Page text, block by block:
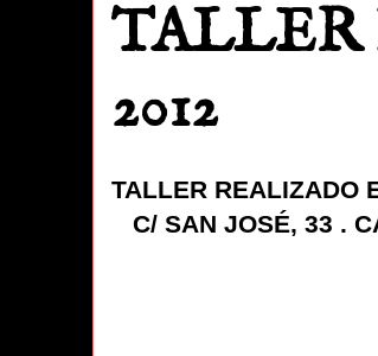
TALLER
2012
TALLER REALIZADO
C/ SAN JOSÉ, 33 .